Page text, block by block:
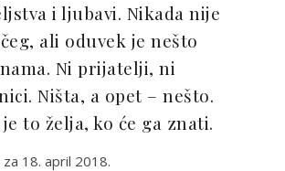
i ljubavi. Nikada nije
ali oduvek je nešto
Ni prijatelji, ni
Ništa, a opet – nešto.
to želja, ko će ga znati.
18. april 2018.